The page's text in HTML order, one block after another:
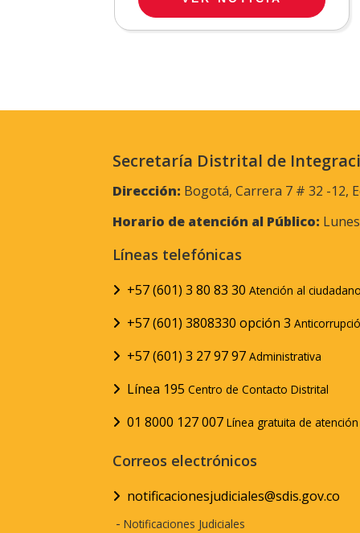
Secretaría Distrital de
Dirección: Bogotá, Carrera 7 # 32 -12,
Horario de atención al Público:
Líneas telefónicas
+57 (601) 3 80 83 30 Atención al
+57 (601) 3808330 opción 3
+57 (601) 3 27 97 97 Administrativa
Línea 195 Centro de Contacto Distrital
01 8000 127 007 Línea gratuita de
Correos electrónicos
notificacionesjudiciales@sdis.gov.co
- Notificaciones Judiciales